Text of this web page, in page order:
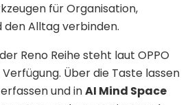
für Organisation,
den Alltag verbinden.
Reno Reihe steht laut OPPO
Verfügung. Über die Taste lassen
und inAI Mind Space